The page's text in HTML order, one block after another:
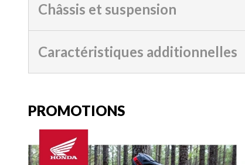
Châssis et suspension
Caractéristiques additionnelles
PROMOTIONS